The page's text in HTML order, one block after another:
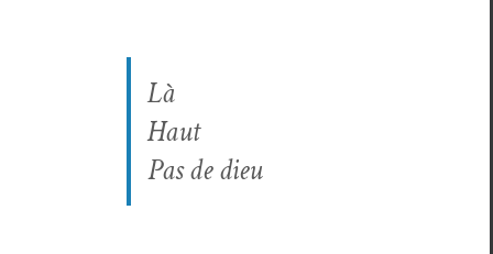
Là
Haut
Pas de dieu